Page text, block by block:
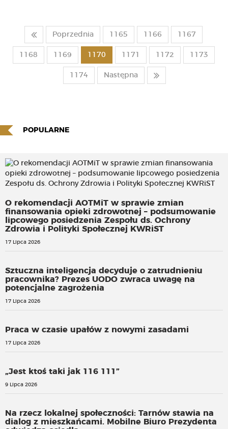
Poprzednia 1165 1166 1167
1168 1169 1170 1171 1172 1173
1174 Następna
POPULARNE
O rekomendacji AOTMiT w sprawie zmian
finansowania opieki zdrowotnej – podsumowanie
lipcowego posiedzenia Zespołu ds. Ochrony
Zdrowia i Polityki Społecznej KWRiST
17 Lipca 2026
Sztuczna inteligencja decyduje o zatrudnieniu
pracownika? Prezes UODO zwraca uwagę na
potencjalne zagrożenia
17 Lipca 2026
Praca w czasie upałów z nowymi zasadami
17 Lipca 2026
„Jest ktoś taki jak 116 111”
9 Lipca 2026
Na rzecz lokalnej społeczności: Tarnów stawia na
dialog z mieszkańcami. Mobilne Biuro Prezydenta